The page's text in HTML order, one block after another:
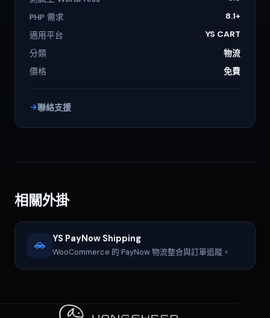
PHP 需求
8.1+
適用平台
YS CART
分類
物流
價格
免費
聯絡支援
相關外掛
YS PayNow Shipping
WooCommerce 的 PayNow 物流整合與訂單追蹤。